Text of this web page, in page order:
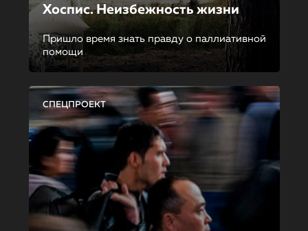
Хоспис. Неизбежность жизни
Пришло время знать правду о паллиативной
помощи
СПЕЦПРОЕКТ